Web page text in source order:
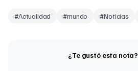
#Actualidad #mundo #Noticias
¿Te gustó esta nota?